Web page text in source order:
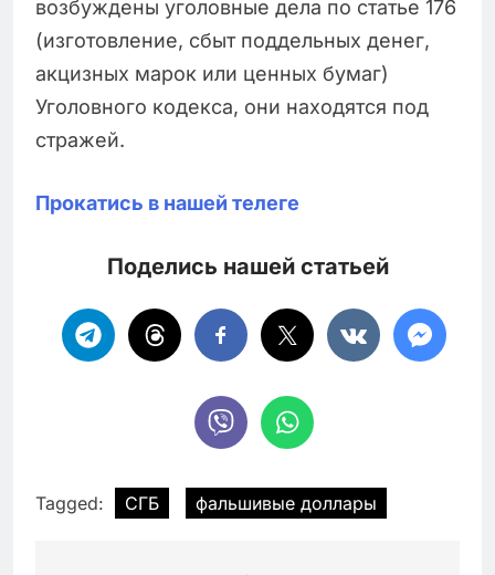
возбуждены уголовные дела по статье 176
(изготовление, сбыт поддельных денег,
акцизных марок или ценных бумаг)
Уголовного кодекса, они находятся под
стражей.
Прокатись в нашей телеге
Поделись нашей статьей
Tagged: СГБ фальшивые доллары